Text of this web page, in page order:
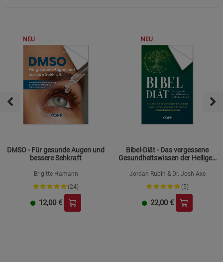
NEU
DMSO - Für gesunde Augen und
bessere Sehkraft
Brigitte Hamann
(24)
12,00 €
NEU
Bibel-Diät - Das vergessene
Gesundheitswissen der Heiligen
Jordan Rubin & Dr. Josh Axe
(5)
22,00 €